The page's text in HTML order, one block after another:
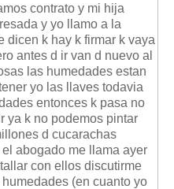
contrato y mi hija
y yo llamo a la
dicen k hay k firmar k vaya
antes d ir van d nuevo al
las humedades estan
yo las llaves todavia
entonces k pasa no
ya k no podemos pintar
d cucarachas
abogado me llama ayer
con ellos discutirme
(en cuanto yo